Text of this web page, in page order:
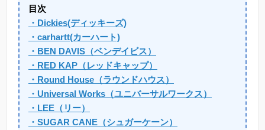
目次
・Dickies(ディッキーズ)
・carhartt(カーハート)
・BEN DAVIS（ベンデイビス）
・RED KAP（レッドキャップ）
・Round House（ラウンドハウス）
・Universal Works（ユニバーサルワークス）
・LEE（リー）
・SUGAR CANE（シュガーケーン）